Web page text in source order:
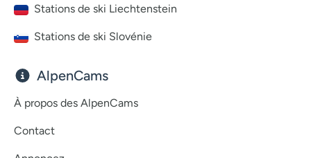
Stations de ski Liechtenstein
Stations de ski Slovénie
AlpenCams
À propos des AlpenCams
Contact